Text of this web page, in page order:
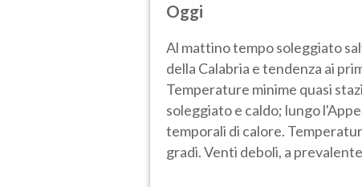
Oggi
Al mattino tempo soleggiato
della Calabria e tendenza ai
Temperature minime quasi
soleggiato e caldo; lungo
temporali di calore.
gradi. Venti deboli, a